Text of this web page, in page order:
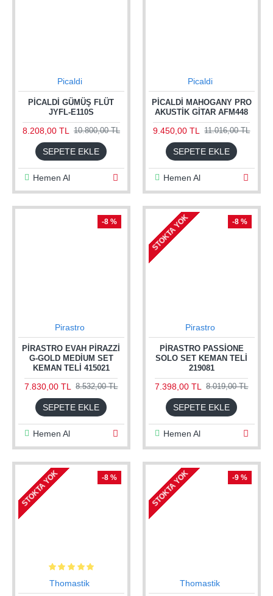
Picaldi
PICALDI GÜMÜŞ FLÜT
JYFL-E110S
8.208,00 TL 10.800,00 TL
SEPETE EKLE
Hemen Al
Picaldi
PICALDI MAHOGANY PRO
AKUSTIK GITAR AFM448
9.450,00 TL 11.016,00 TL
SEPETE EKLE
Hemen Al
-8 %
Pirastro
PIRASTRO EVAH PIRAZZI
G-GOLD MEDIUM SET
KEMAN TELI 415021
7.830,00 TL 8.532,00 TL
SEPETE EKLE
Hemen Al
-8 %
STOKTA YOK
Pirastro
PIRASTRO PASSIONE
SOLO SET KEMAN TELI
219081
7.398,00 TL 8.019,00 TL
SEPETE EKLE
Hemen Al
-8 %
STOKTA YOK
Thomastik
-9 %
STOKTA YOK
Thomastik